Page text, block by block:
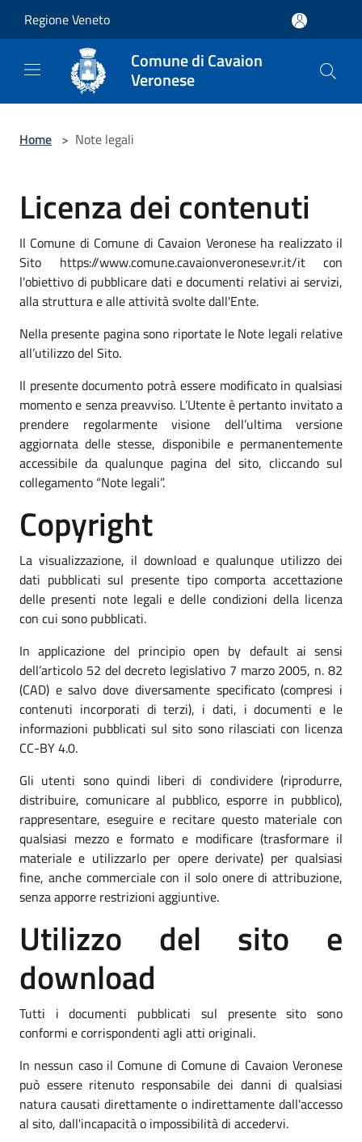
Regione Veneto
Comune di Cavaion
Veronese
Home > Note legali
Licenza dei contenuti
Il Comune di Comune di Cavaion Veronese ha realizzato il
Sito https://www.comune.cavaionveronese.vr.it/it con
l'obiettivo di pubblicare dati e documenti relativi ai servizi,
alla struttura e alle attività svolte dall'Ente.
Nella presente pagina sono riportate le Note legali relative
all’utilizzo del Sito.
Il presente documento potrà essere modificato in qualsiasi
momento e senza preavviso. L’Utente è pertanto invitato a
prendere regolarmente visione dell’ultima versione
aggiornata delle stesse, disponibile e permanentemente
accessibile da qualunque pagina del sito, cliccando sul
collegamento “Note legali”.
Copyright
La visualizzazione, il download e qualunque utilizzo dei
dati pubblicati sul presente tipo comporta accettazione
delle presenti note legali e delle condizioni della licenza
con cui sono pubblicati.
In applicazione del principio open by default ai sensi
dell’articolo 52 del decreto legislativo 7 marzo 2005, n. 82
(CAD) e salvo dove diversamente specificato (compresi i
contenuti incorporati di terzi), i dati, i documenti e le
informazioni pubblicati sul sito sono rilasciati con licenza
CC-BY 4.0.
Gli utenti sono quindi liberi di condividere (riprodurre,
distribuire, comunicare al pubblico, esporre in pubblico),
rappresentare, eseguire e recitare questo materiale con
qualsiasi mezzo e formato e modificare (trasformare il
materiale e utilizzarlo per opere derivate) per qualsiasi
fine, anche commerciale con il solo onere di attribuzione,
senza apporre restrizioni aggiuntive.
Utilizzo del sito e
download
Tutti i documenti pubblicati sul presente sito sono
conformi e corrispondenti agli atti originali.
In nessun caso il Comune di Comune di Cavaion Veronese
può essere ritenuto responsabile dei danni di qualsiasi
natura causati direttamente o indirettamente dall'accesso
al sito, dall'incapacità o impossibilità di accedervi.